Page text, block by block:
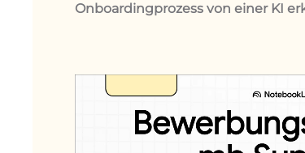
Onboardingprozess von einer KI